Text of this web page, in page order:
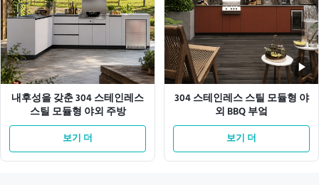
내후성을 갖춘 304 스테인레스
스틸 모듈형 야외 주방
보기 더
304 스테인레스 스틸 모듈형 야
외 BBQ 부엌
보기 더